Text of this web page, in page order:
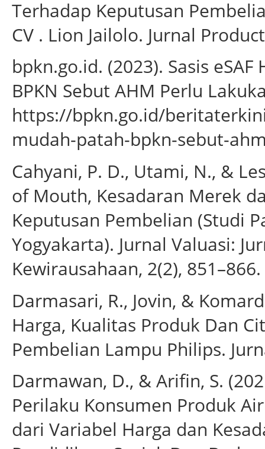
Terhadap Keputusan
CV . Lion Jailolo. Jurnal
bpkn.go.id. (2023). Sasis
BPKN Sebut AHM Perlu
https://bpkn.go.id/
mudah-patah-bpkn-sebut-
Cahyani, P. D., Utami, N., &
of Mouth, Kesadaran Merek
Keputusan Pembelian (Studi
Yogyakarta). Jurnal Valuasi:
Kewirausahaan, 2(2), 851–866.
Darmasari, R., Jovin, &
Harga, Kualitas Produk Dan
Pembelian Lampu Philips.
Darmawan, D., & Arifin, S.
Perilaku Konsumen Produk
dari Variabel Harga dan